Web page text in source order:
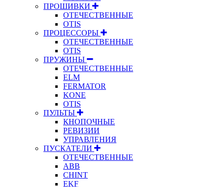
ПРОШИВКИ
ОТЕЧЕСТВЕННЫЕ
OTIS
ПРОЦЕССОРЫ
ОТЕЧЕСТВЕННЫЕ
OTIS
ПРУЖИНЫ
ОТЕЧЕСТВЕННЫЕ
ELM
FERMATOR
KONE
OTIS
ПУЛЬТЫ
КНОПОЧНЫЕ
РЕВИЗИИ
УПРАВЛЕНИЯ
ПУСКАТЕЛИ
ОТЕЧЕСТВЕННЫЕ
ABB
CHINT
EKF